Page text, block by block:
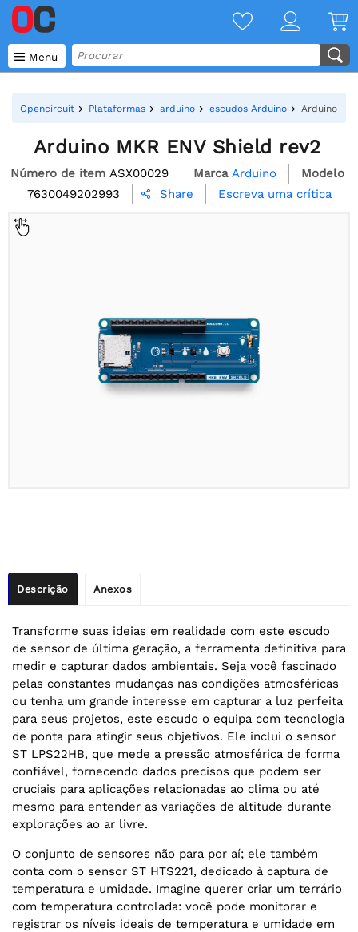
 Menu
Opencircuit Plataformas arduino escudos Arduino Arduino
Arduino MKR ENV Shield rev2
Número de item ASX00029 Marca Arduino
Modelo
7630049202993
 Share Escreva uma crítica
Descrição Anexos
Transforme suas ideias em realidade com este escudo
de sensor de última geração, a ferramenta definitiva para
medir e capturar dados ambientais. Seja você fascinado
pelas constantes mudanças nas condições atmosféricas
ou tenha um grande interesse em capturar a luz perfeita
para seus projetos, este escudo o equipa com tecnologia
de ponta para atingir seus objetivos. Ele inclui o sensor
ST LPS22HB, que mede a pressão atmosférica de forma
confiável, fornecendo dados precisos que podem ser
cruciais para aplicações relacionadas ao clima ou até
mesmo para entender as variações de altitude durante
explorações ao ar livre.
O conjunto de sensores não para por aí; ele também
conta com o sensor ST HTS221, dedicado à captura de
temperatura e umidade. Imagine querer criar um terrário
com temperatura controlada: você pode monitorar e
registrar os níveis ideais de temperatura e umidade em